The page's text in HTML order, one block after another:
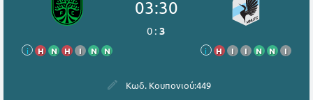
i Η Ν Η Ι Ν Ν
03:30
0 :3
i Η Ι Ι Ν Ν Ι
Κωδ. Κουπονιού:449